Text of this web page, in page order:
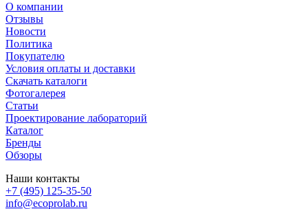
О компании
Отзывы
Новости
Политика
Покупателю
Условия оплаты и доставки
Скачать каталоги
Фотогалерея
Статьи
Проектирование лабораторий
Каталог
Бренды
Обзоры
Наши контакты
+7 (495) 125-35-50
info@ecoprolab.ru